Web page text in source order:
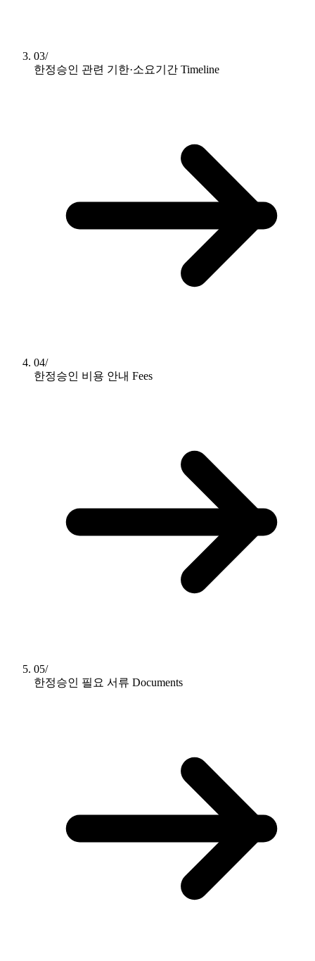
03/
한정승인 관련 기한·소요기간 Timeline
04/
한정승인 비용 안내 Fees
05/
한정승인 필요 서류 Documents